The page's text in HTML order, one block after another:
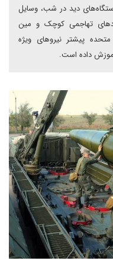
دید در شب، وسایل
تهاجمی کوچک و مین
پیشتر نیروهای ویژه
داده است.